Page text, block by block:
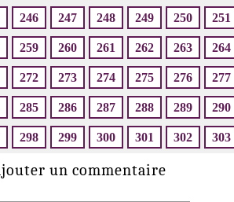
246 247 248 249 250 251
259 260 261 262 263 264
272 273 274 275 276 277
285 286 287 288 289 290
298 299 300 301 302 303
un commentaire